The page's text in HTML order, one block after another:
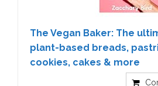
The Vegan Baker: The
plant-based breads,
cookies, cakes & more